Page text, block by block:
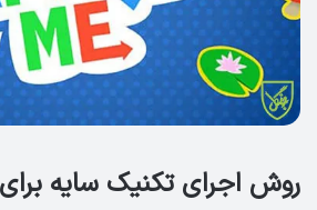
روش اجرای تکنیک سایه برای